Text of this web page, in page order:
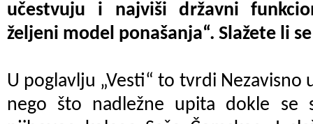
učestvuju i najviši državni
željeni model ponašanja“. Slažete li
U poglavlju „Vesti“ to tvrdi Nezavisno
nego što nadležne upita dokle se